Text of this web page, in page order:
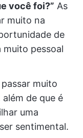
você foi?” As
muito na
de
pessoal
muito
de que é
uma
sentimental.